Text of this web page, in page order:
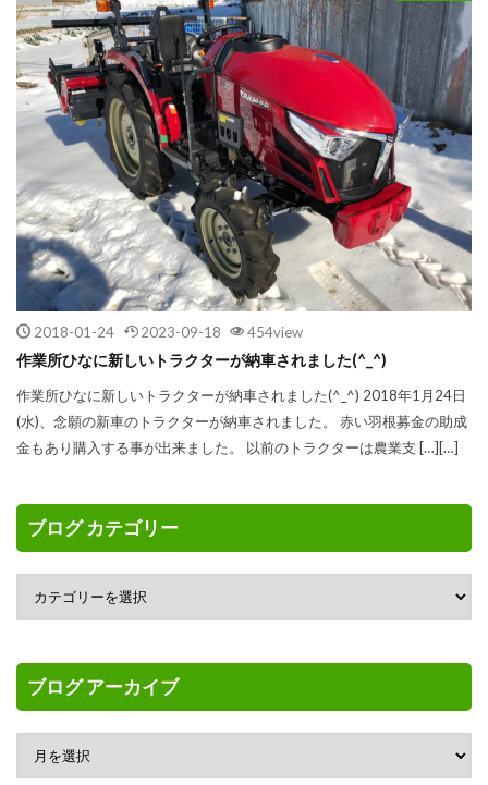
2018-01-24 2023-09-18 454view
作業所ひなに新しいトラクターが納車されました(^_^)
作業所ひなに新しいトラクターが納車されました(^_^) 2018年1月24日
(水)、念願の新車のトラクターが納車されました。 赤い羽根募金の助成
金もあり購入する事が出来ました。 以前のトラクターは農業支 […][…]
ブログ カテゴリー
ブログ アーカイブ